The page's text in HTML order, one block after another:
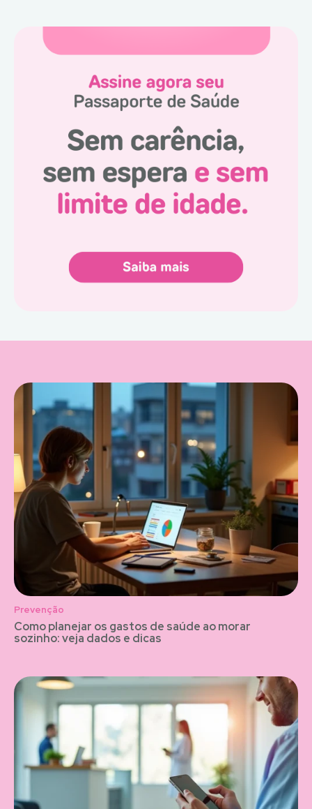
Prevenção
Como planejar os gastos de saúde ao morar
sozinho: veja dados e dicas